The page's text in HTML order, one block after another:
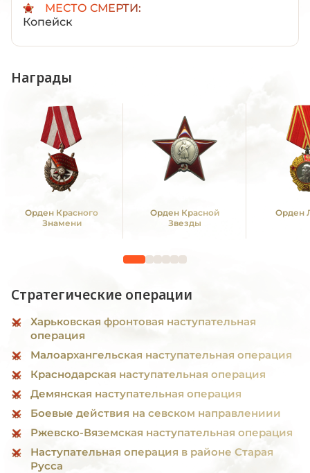
МЕСТО СМЕРТИ:
Копейск
Награды
Орден Красного
Знамени
Орден Красной
Звезды
Орден
Стратегические операции
Харьковская фронтовая наступательная
операция
Малоархангельская наступательная операция
Краснодарская наступательная операция
Демянская наступательная операция
Боевые действия на севском направлениии
Ржевско-Вяземская наступательная операция
Наступательная операция в районе Старая
Русса